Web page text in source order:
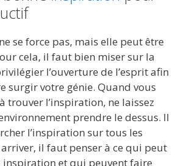
se force pas, mais elle peut être
cela, il faut bien miser sur la
l’ouverture de l’esprit afin
surgir votre génie. Quand vous
trouver l’inspiration, ne laissez
prendre le dessus. Il
l’inspiration sur tous les
il faut penser à ce qui peut
inspiration et qui peuvent faire